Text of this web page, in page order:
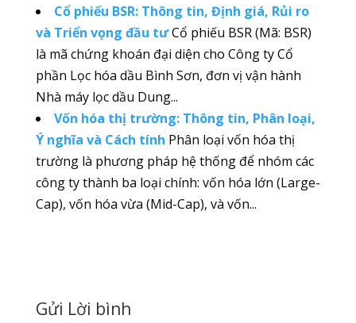
Cổ phiếu BSR: Thông tin, Định giá, Rủi ro
và Triển vọng đầu tưCổ phiếu BSR (Mã: BSR)
là mã chứng khoán đại diện cho Công ty Cổ
phần Lọc hóa dầu Bình Sơn, đơn vị vận hành
Nhà máy lọc dầu Dung...
Vốn hóa thị trường: Thông tin, Phân loại,
Ý nghĩa và Cách tính Phân loại vốn hóa thị
trường là phương pháp hệ thống để nhóm các
công ty thành ba loại chính: vốn hóa lớn (Large-
Cap), vốn hóa vừa (Mid-Cap), và vốn...
Gửi Lời bình